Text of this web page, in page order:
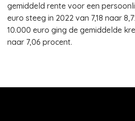
gemiddeld rente voor een
euro steeg in 2022 van 7,18 naar
10.000 euro ging de gemiddelde
naar 7,06 procent.